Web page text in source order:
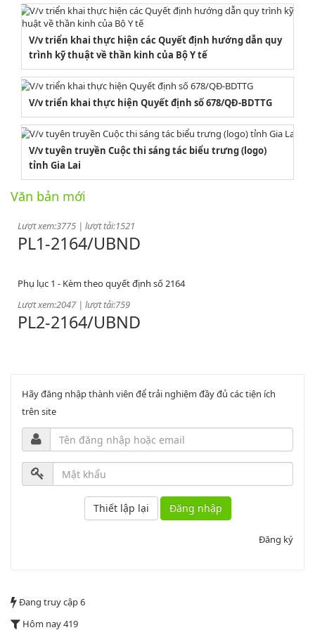
V/v triển khai thực hiện các Quyết định hướng dẫn quy
trình kỹ thuật về thần kinh của Bộ Y tế
V/v triển khai thực hiện Quyết định số 678/QĐ-BDTTG
V/v tuyên truyền Cuộc thi sáng tác biểu trưng (logo)
tỉnh Gia Lai
Văn bản mới
2164/QĐUBND
Quyết định phê duyệt danh mục vị trí việc làm
PL1-2164/UBND
Lượt xem:2047 | lượt tải:759
PL2-2164/UBND
PL3-2164/UBND
Phụ lục 3 - Kèm theo quyết định số 2164
Lượt xem:2012 | lượt tải:1160
52/2019/QH14
Luật sửa đổi, bổ sung một số điều của luật cán bộ, công chức. luật
Quyết định phê duyệt danh mục vị trí việc làm
Hãy đăng nhập thành viên để trải nghiệm đầy đủ các tiện ích
trên site
Đăng nhập
Đăng ký
Đang truy cập6
Hôm nay419